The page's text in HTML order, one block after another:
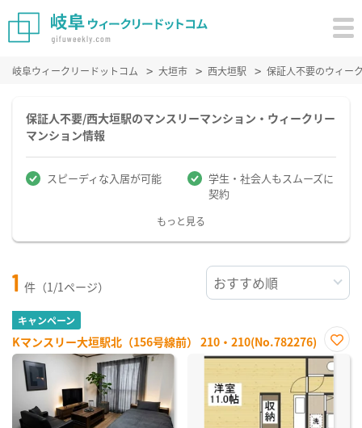
岐阜ウィークリードットコム 大垣市 西大垣駅 保証人不要のウィー
保証人不要/西大垣駅のマンスリーマンション・ウィークリー
マンション情報
スピーディな入居が可能
学生・社会人もスムーズに
契約
もっと見る
1 件（1/1ページ）
キャンペーン
Kマンスリー大垣駅北（156号線前） 210・210(No.782276)
お気
に入
り登
録